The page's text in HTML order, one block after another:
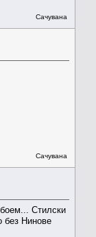
Сачувана
Сачувана
Стилски
без Нинове